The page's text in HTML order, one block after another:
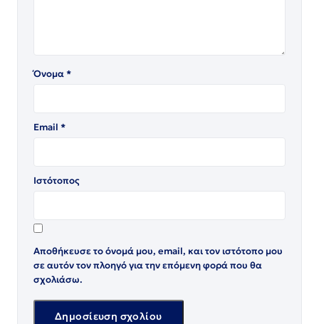
Όνομα*
Email *
Ιστότοπος
Αποθήκευσε το όνομά μου, email, και τον ιστότοπο μου
σε αυτόν τον πλοηγό για την επόμενη φορά που θα
σχολιάσω.